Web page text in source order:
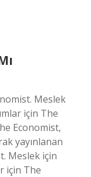
Meslek
için The
Economist,
yayınlanan
Meslek için
için The